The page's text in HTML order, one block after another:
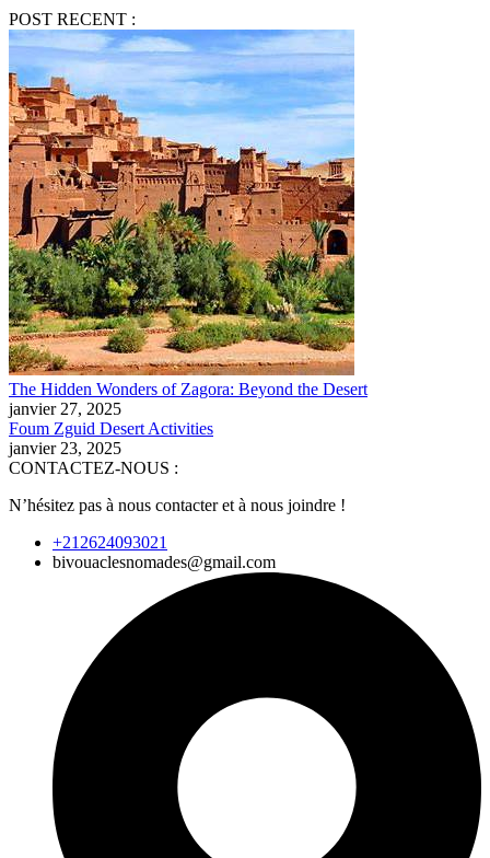
POST RECENT :
The Hidden Wonders of Zagora: Beyond the Desert
janvier 27, 2025
Foum Zguid Desert Activities
janvier 23, 2025
CONTACTEZ-NOUS :
N’hésitez pas à nous contacter et à nous joindre !
+212624093021
bivouaclesnomades@gmail.com